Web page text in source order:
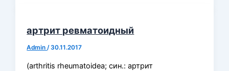
артрит ревматоидный
Admin/30.11.2017
(arthritis rheumatoidea; син.: артрит